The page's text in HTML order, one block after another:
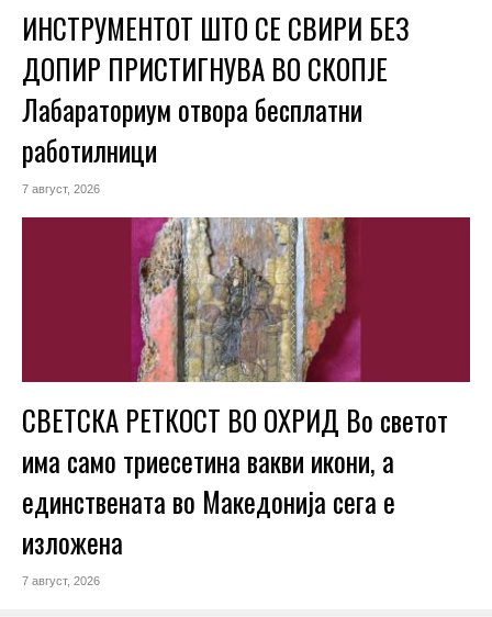
ИНСТРУМЕНТОТ ШТО СЕ СВИРИ БЕЗ
ДОПИР ПРИСТИГНУВА ВО СКОПЈЕ
Лабараториум отвора бесплатни
работилници
7 август, 2026
СВЕТСКА РЕТКОСТ ВО ОХРИД Во светот
има само триесетина вакви икони, а
единствената во Македонија сега е
изложена
7 август, 2026